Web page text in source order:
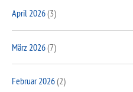
April 2026(3)
März 2026(7)
Februar 2026(2)